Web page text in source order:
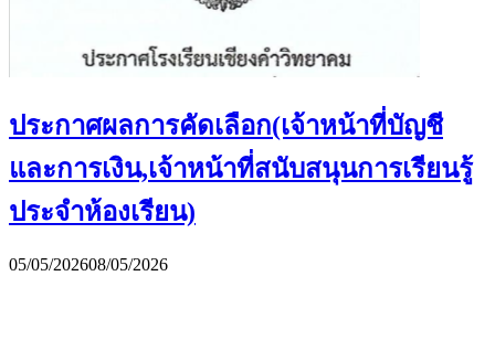
ประกาศผลการคัดเลือก(เจ้าหน้าที่บัญชี
และการเงิน,เจ้าหน้าที่สนับสนุนการเรียนรู้
ประจำห้องเรียน)
05/05/202608/05/2026